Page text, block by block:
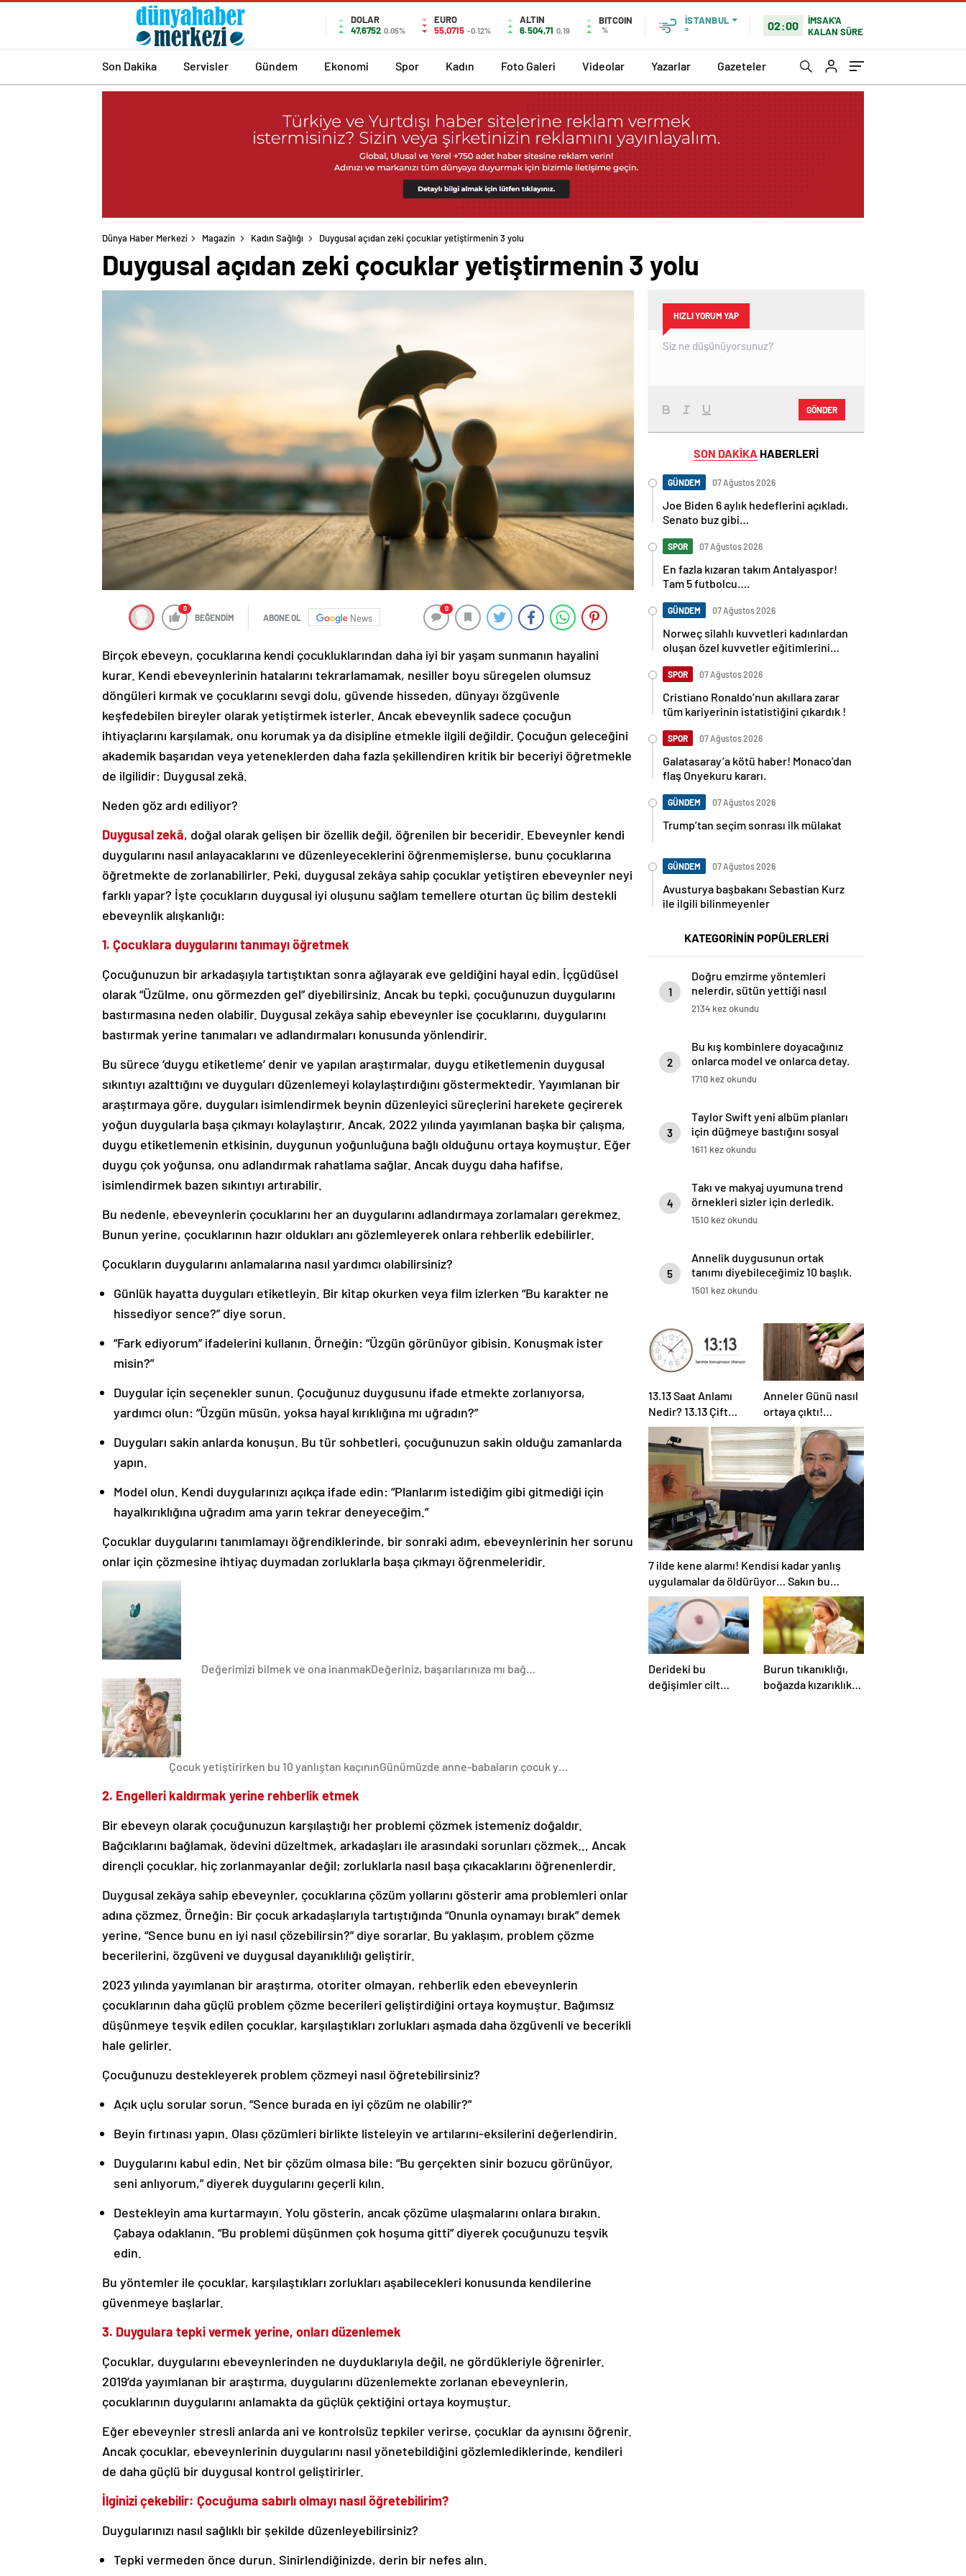
DOLAR
47,6752 0.05%
EURO
55,0715 -0.12%
ALTIN
6.504,71 0,19
BITCOIN
%
İSTANBUL
°
02:00
İMSAK'A
KALAN SÜRE
Son Dakika Servisler Gündem Ekonomi Spor Kadın Foto Galeri Videolar Yazarlar Gazeteler
Dünya Haber Merkezi Magazin Kadın Sağlığı Duygusal açıdan zeki çocuklar yetiştirmenin 3 yolu
Duygusal açıdan zeki çocuklar yetiştirmenin 3 yolu
0
BEĞENDİM ABONE OL News
0
Birçok ebeveyn, çocuklarına kendi çocukluklarından daha iyi bir yaşam sunmanın hayalini
kurar. Kendi ebeveynlerinin hatalarını tekrarlamamak, nesiller boyu süregelen olumsuz
döngüleri kırmak ve çocuklarını sevgi dolu, güvende hisseden, dünyayı özgüvenle
keşfedebilen bireyler olarak yetiştirmek isterler. Ancak ebeveynlik sadece çocuğun
ihtiyaçlarını karşılamak, onu korumak ya da disipline etmekle ilgili değildir. Çocuğun geleceğini
akademik başarıdan veya yeteneklerden daha fazla şekillendiren kritik bir beceriyi öğretmekle
de ilgilidir: Duygusal zekâ.
Neden göz ardı ediliyor?
Duygusal zekâ, doğal olarak gelişen bir özellik değil, öğrenilen bir beceridir. Ebeveynler kendi
duygularını nasıl anlayacaklarını ve düzenleyeceklerini öğrenmemişlerse, bunu çocuklarına
öğretmekte de zorlanabilirler. Peki, duygusal zekâya sahip çocuklar yetiştiren ebeveynler neyi
farklı yapar? İşte çocukların duygusal iyi oluşunu sağlam temellere oturtan üç bilim destekli
ebeveynlik alışkanlığı:
1. Çocuklara duygularını tanımayı öğretmek
Çocuğunuzun bir arkadaşıyla tartıştıktan sonra ağlayarak eve geldiğini hayal edin. İçgüdüsel
olarak “Üzülme, onu görmezden gel” diyebilirsiniz. Ancak bu tepki, çocuğunuzun duygularını
bastırmasına neden olabilir. Duygusal zekâya sahip ebeveynler ise çocuklarını, duygularını
bastırmak yerine tanımaları ve adlandırmaları konusunda yönlendirir.
Bu sürece ‘duygu etiketleme’ denir ve yapılan araştırmalar, duygu etiketlemenin duygusal
sıkıntıyı azalttığını ve duyguları düzenlemeyi kolaylaştırdığını göstermektedir. Yayımlanan bir
araştırmaya göre, duyguları isimlendirmek beynin düzenleyici süreçlerini harekete geçirerek
yoğun duygularla başa çıkmayı kolaylaştırır. Ancak, 2022 yılında yayımlanan başka bir çalışma,
duygu etiketlemenin etkisinin, duygunun yoğunluğuna bağlı olduğunu ortaya koymuştur. Eğer
duygu çok yoğunsa, onu adlandırmak rahatlama sağlar. Ancak duygu daha hafifse,
isimlendirmek bazen sıkıntıyı artırabilir.
Bu nedenle, ebeveynlerin çocuklarını her an duygularını adlandırmaya zorlamaları gerekmez.
Bunun yerine, çocuklarının hazır oldukları anı gözlemleyerek onlara rehberlik edebilirler.
Çocukların duygularını anlamalarına nasıl yardımcı olabilirsiniz?
Günlük hayatta duyguları etiketleyin. Bir kitap okurken veya film izlerken “Bu karakter ne
hissediyor sence?” diye sorun.
“Fark ediyorum” ifadelerini kullanın. Örneğin: “Üzgün görünüyor gibisin. Konuşmak ister
misin?”
Duygular için seçenekler sunun. Çocuğunuz duygusunu ifade etmekte zorlanıyorsa,
yardımcı olun: “Üzgün müsün, yoksa hayal kırıklığına mı uğradın?”
Duyguları sakin anlarda konuşun. Bu tür sohbetleri, çocuğunuzun sakin olduğu zamanlarda
yapın.
Model olun. Kendi duygularınızı açıkça ifade edin: “Planlarım istediğim gibi gitmediği için
hayalkırıklığına uğradım ama yarın tekrar deneyeceğim.”
Çocuklar duygularını tanımlamayı öğrendiklerinde, bir sonraki adım, ebeveynlerinin her sorunu
onlar için çözmesine ihtiyaç duymadan zorluklarla başa çıkmayı öğrenmeleridir.
Değerimizi bilmek ve ona inanmakDeğeriniz, başarılarınıza mı bağ…
Çocuk yetiştirirken bu 10 yanlıştan kaçınınGünümüzde anne-babaların çocuk y…
2. Engelleri kaldırmak yerine rehberlik etmek
Bir ebeveyn olarak çocuğunuzun karşılaştığı her problemi çözmek istemeniz doğaldır.
Bağcıklarını bağlamak, ödevini düzeltmek, arkadaşları ile arasındaki sorunları çözmek… Ancak
dirençli çocuklar, hiç zorlanmayanlar değil; zorluklarla nasıl başa çıkacaklarını öğrenenlerdir.
Duygusal zekâya sahip ebeveynler, çocuklarına çözüm yollarını gösterir ama problemleri onlar
adına çözmez. Örneğin: Bir çocuk arkadaşlarıyla tartıştığında “Onunla oynamayı bırak” demek
yerine, “Sence bunu en iyi nasıl çözebilirsin?” diye sorarlar. Bu yaklaşım, problem çözme
becerilerini, özgüveni ve duygusal dayanıklılığı geliştirir.
2023 yılında yayımlanan bir araştırma, otoriter olmayan, rehberlik eden ebeveynlerin
çocuklarının daha güçlü problem çözme becerileri geliştirdiğini ortaya koymuştur. Bağımsız
düşünmeye teşvik edilen çocuklar, karşılaştıkları zorlukları aşmada daha özgüvenli ve becerikli
hale gelirler.
Çocuğunuzu destekleyerek problem çözmeyi nasıl öğretebilirsiniz?
Açık uçlu sorular sorun. “Sence burada en iyi çözüm ne olabilir?”
Beyin fırtınası yapın. Olası çözümleri birlikte listeleyin ve artılarını-eksilerini değerlendirin.
Duygularını kabul edin. Net bir çözüm olmasa bile: “Bu gerçekten sinir bozucu görünüyor,
seni anlıyorum,” diyerek duygularını geçerli kılın.
Destekleyin ama kurtarmayın. Yolu gösterin, ancak çözüme ulaşmalarını onlara bırakın.
Çabaya odaklanın. “Bu problemi düşünmen çok hoşuma gitti” diyerek çocuğunuzu teşvik
edin.
Bu yöntemler ile çocuklar, karşılaştıkları zorlukları aşabilecekleri konusunda kendilerine
güvenmeye başlarlar.
3. Duygulara tepki vermek yerine, onları düzenlemek
Çocuklar, duygularını ebeveynlerinden ne duyduklarıyla değil, ne gördükleriyle öğrenirler.
2019’da yayımlanan bir araştırma, duygularını düzenlemekte zorlanan ebeveynlerin,
çocuklarının duygularını anlamakta da güçlük çektiğini ortaya koymuştur.
Eğer ebeveynler stresli anlarda ani ve kontrolsüz tepkiler verirse, çocuklar da aynısını öğrenir.
Ancak çocuklar, ebeveynlerinin duygularını nasıl yönetebildiğini gözlemlediklerinde, kendileri
de daha güçlü bir duygusal kontrol geliştirirler.
İlginizi çekebilir: Çocuğuma sabırlı olmayı nasıl öğretebilirim?
Duygularınızı nasıl sağlıklı bir şekilde düzenleyebilirsiniz?
Tepki vermeden önce durun. Sinirlendiğinizde, derin bir nefes alın.
HIZLI YORUM YAP
GÖNDER
SON DAKİKA HABERLERİ
GÜNDEM 07 Ağustos 2026
Joe Biden 6 aylık hedeflerini açıkladı.
Senato buz gibi…
SPOR 07 Ağustos 2026
En fazla kızaran takım Antalyaspor!
Tam 5 futbolcu….
GÜNDEM 07 Ağustos 2026
Norweç silahlı kuvvetleri kadınlardan
oluşan özel kuvvetler eğitimlerini
SPOR 07 Ağustos 2026
Cristiano Ronaldo’nun akıllara zarar
tüm kariyerinin istatistiğini çıkardık !
SPOR 07 Ağustos 2026
Galatasaray’a kötü haber! Monaco’dan
flaş Onyekuru kararı.
GÜNDEM 07 Ağustos 2026
Trump’tan seçim sonrası ilk mülakat
GÜNDEM 07 Ağustos 2026
Avusturya başbakanı Sebastian Kurz
ile ilgili bilinmeyenler
KATEGORİNİN POPÜLERLERİ
1
Doğru emzirme yöntemleri
nelerdir, sütün yettiği nasıl
anlaşılır?
2134 kez okundu
2
Bu kış kombinlere doyacağınız
onlarca model ve onlarca detay.
1710 kez okundu
3
Taylor Swift yeni albüm planları
için düğmeye bastığını sosyal
medyadan duyurdu!
1611 kez okundu
4
Takı ve makyaj uyumuna trend
örnekleri sizler için derledik.
1510 kez okundu
5
Annelik duygusunun ortak
tanımı diyebileceğimiz 10 başlık.
1501 kez okundu
13.13 Saat Anlamı
Nedir? 13.13 Çift
Saatlerin Anlamı
Nasıl Yorumlanır?
Anneler Günü nasıl
ortaya çıktı!
Anneler Günü
tarihçesi! Anneler
Günü ilk kez ne
zaman kutlandı?
7 ilde kene alarmı! Kendisi kadar yanlış
uygulamalar da öldürüyor… Sakın bu
hataları yapmayın
Derideki bu
değişimler cilt
Burun tıkanıklığı,
boğazda kızarıklık